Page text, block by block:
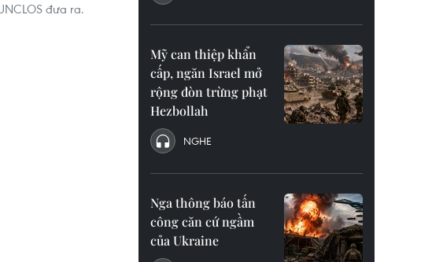
đưa ra.
Mỹ can thiệp khẩn
cấp, ngăn Israel mở
rộng đòn trừng phạt
Hezbollah
NGHE
Nga thông báo tấn
công căn cứ ngầm
của Ukraine